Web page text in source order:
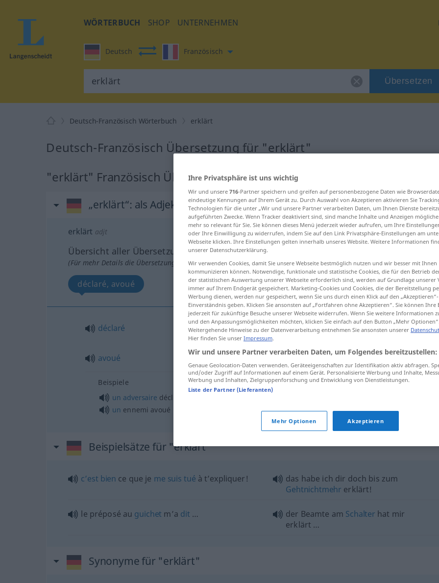
WÖRTERBUCH SHOP UNTERNEHMEN
Deutsch Französisch
Übersetzen
Deutsch-Französisch Wörterbuch erklärt
Deutsch-Französisch Übersetzung für "erklärt"
"erklärt" Französisch Übersetzung
„erklärt“: als Adjektiv gebraucht
erklärt adjt
Übersicht aller Übersetzungen
(Für mehr Details die Übersetzung anklicken/antippen)
déclaré, avoué
déclaré erklärt Gegner
avoué erklärt
Beispiele
un adversaire déclaré
un ennemi avoué
Beispielsätze für "erklärt"
c’est bien ce que je me suis tué à t’expliquer!
das habe ich dir doch bis zum
Gehtnichtmehr erklärt!
le préposé au guichet m’a dit … der Beamte am Schalter hat mir
erklärt …
Synonyme für "erklärt"
Ihre Privatsphäre ist uns wichtig
Wir und unsere 716-Partner speichern und greifen auf personenbezogene Daten wie
eindeutige Kennungen auf Ihrem Gerät zu. Durch Auswahl von Akzeptieren aktivieren Sie
Technologien für die unter „Wir und unsere Partner verarbeiten Daten, um Ihnen Dienste
aufgeführten Zwecke. Wenn Tracker deaktiviert sind, sind manche Inhalte und Anzeigen
mehr so relevant für Sie. Sie können dieses Menü jederzeit wieder aufrufen, um Ihre
oder Ihre Einwilligung zu widerrufen, indem Sie auf den Link Privatsphäre-Einstellungen am
Webseite klicken. Ihre Einstellungen gelten innerhalb unseres Website. Weitere Informationen
unserer Datenschutzerklärung.
Wir verwenden Cookies, damit Sie unsere Webseite bestmöglich nutzen und wir besser mit Ihnen
kommunizieren können. Notwendige, funktionale und statistische Cookies, die für den Betrieb
der statistischen Auswertung unserer Webseite erforderlich sind, werden auf Grundlage unserer
immer auf Ihrem Endgerät gespeichert. Marketing-Cookies und Cookies, die der Bereitstellung
Werbung dienen, werden nur gespeichert, wenn Sie uns durch einen Klick auf den
Einverständnis geben. Klicken Sie ansonsten auf „Fortfahren ohne Akzeptieren“. Sie können
jederzeit für zukünftige Besuche unserer Webseite widerrufen. Wenn Sie weitere Informationen
und den Anpassungsmöglichkeiten möchten, klicken Sie einfach auf den Button „Mehr
Weitergehende Hinweise zu der Datenverarbeitung entnehmen Sie ansonsten unserer
Hier finden Sie unser Impressum.
Wir und unsere Partner verarbeiten Daten, um Folgendes bereitzustellen:
Genaue Geolocation-Daten verwenden. Geräteeigenschaften zur Identifikation aktiv abfragen.
und/oder Zugriff auf Informationen auf einem Gerät. Personalisierte Werbung und Inhalte,
Werbung und Inhalten, Zielgruppenforschung und Entwicklung von Dienstleistungen.
Liste der Partner (Lieferanten)
Mehr Optionen Akzeptieren